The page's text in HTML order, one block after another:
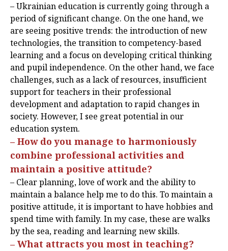
– Ukrainian education is currently going through a
period of significant change. On the one hand, we
are seeing positive trends: the introduction of new
technologies, the transition to competency-based
learning and a focus on developing critical thinking
and pupil independence. On the other hand, we face
challenges, such as a lack of resources, insufficient
support for teachers in their professional
development and adaptation to rapid changes in
society. However, I see great potential in our
education system.
– How do you manage to harmoniously
combine professional activities and
maintain a positive attitude?
– Clear planning, love of work and the ability to
maintain a balance help me to do this. To maintain a
positive attitude, it is important to have hobbies and
spend time with family. In my case, these are walks
by the sea, reading and learning new skills.
– What attracts you most in teaching?